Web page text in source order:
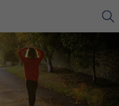
KANKER STA
beantwoorden je vragen